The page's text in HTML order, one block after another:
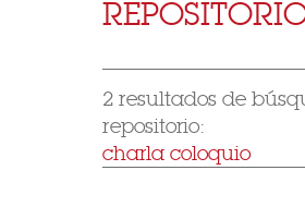
2 resultados de
repositorio:
charla coloquio